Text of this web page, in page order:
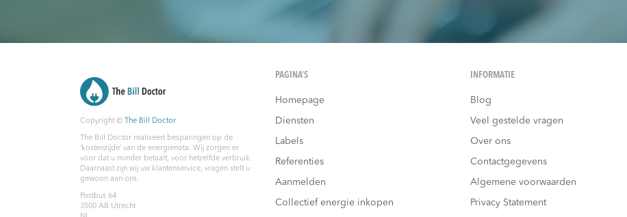
Copyright © The Bill Doctor
The Bill Doctor realiseert besparingen op de
‘kostenzijde’ van de energienota. Wij zorgen er
voor dat u minder betaalt, voor hetzelfde verbruik.
Daarnaast zijn wij uw klantenservice, vragen stelt u
gewoon aan ons.
Postbus 64
3500 AB Utrecht
PAGINA’S
Homepage
Diensten
Labels
Referenties
Aanmelden
Collectief energie inkopen
INFORMATIE
Blog
Veel gestelde vragen
Over ons
Contactgegevens
Algemene voorwaarden
Privacy Statement